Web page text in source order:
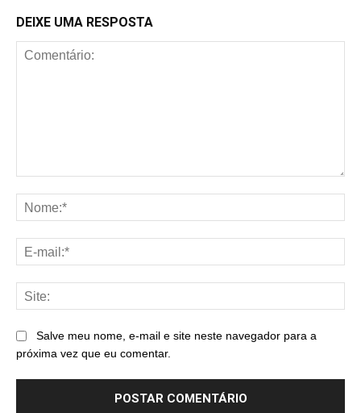
DEIXE UMA RESPOSTA
Salve meu nome, e-mail e site neste navegador para a
próxima vez que eu comentar.